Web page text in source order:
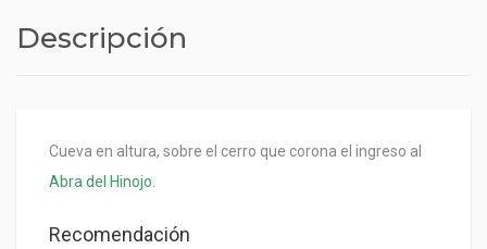
Descripción
Cueva en altura, sobre el cerro que corona el ingreso al
Abra del Hinojo
Recomendación